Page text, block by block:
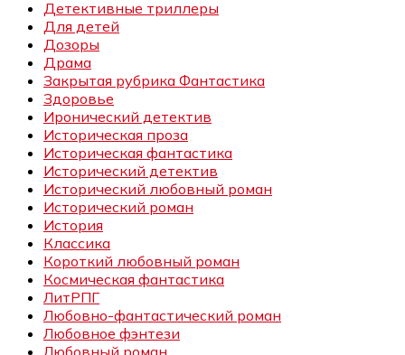
Детективные триллеры
Для детей
Дозоры
Драма
Закрытая рубрика Фантастика
Здоровье
Иронический детектив
Историческая проза
Историческая фантастика
Исторический детектив
Исторический любовный роман
Исторический роман
История
Классика
Короткий любовный роман
Космическая фантастика
ЛитРПГ
Любовно-фантастический роман
Любовное фэнтези